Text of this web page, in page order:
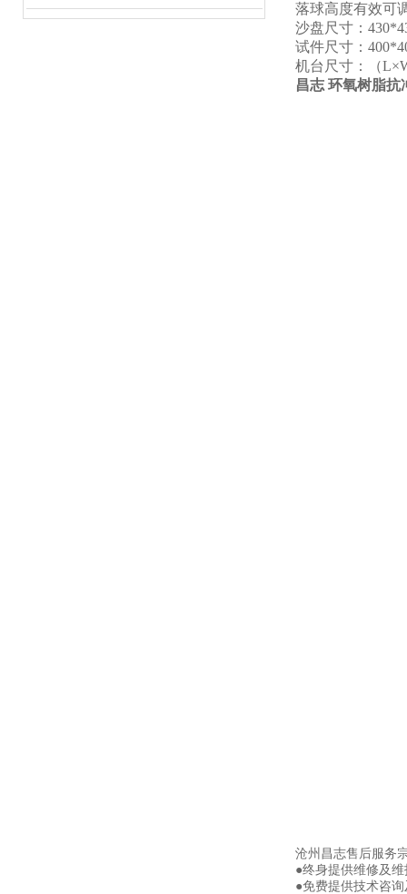
落球高度有效可
沙盘尺寸：
试件尺寸：
机台尺寸：（
昌志 环氧树脂抗
沧州昌志售后服务
●终身提供维修及
●免费提供技术咨